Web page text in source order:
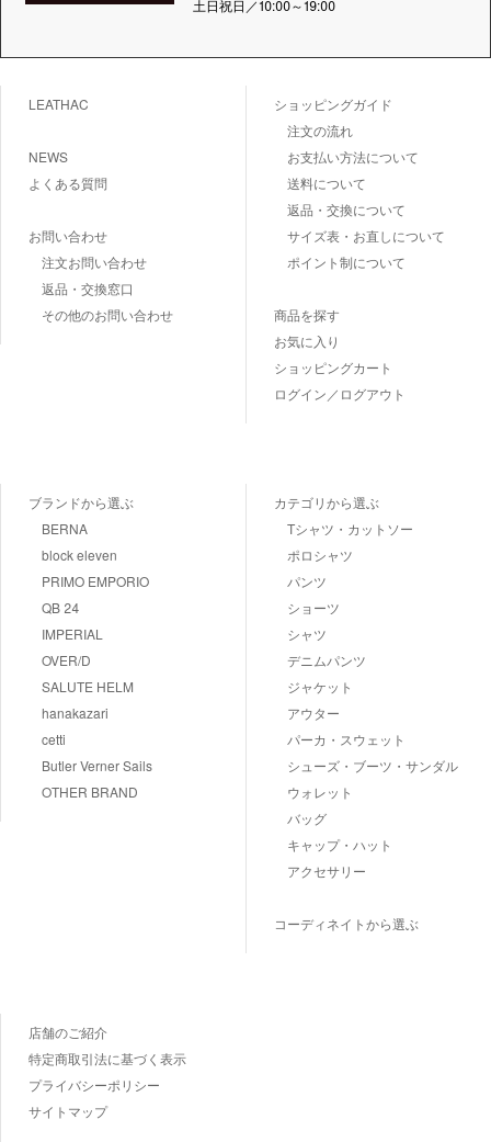
土日祝日／10:00～19:00
LEATHAC
NEWS
よくある質問
お問い合わせ
注文お問い合わせ
返品・交換窓口
その他のお問い合わせ
ショッピングガイド
注文の流れ
お支払い方法について
送料について
返品・交換について
サイズ表・お直しについて
ポイント制について
商品を探す
お気に入り
ショッピングカート
ログイン／ログアウト
ブランドから選ぶ
BERNA
block eleven
PRIMO EMPORIO
QB 24
IMPERIAL
OVER/D
SALUTE HELM
hanakazari
cetti
Butler Verner Sails
OTHER BRAND
カテゴリから選ぶ
Tシャツ・カットソー
ポロシャツ
パンツ
ショーツ
シャツ
デニムパンツ
ジャケット
アウター
パーカ・スウェット
シューズ・ブーツ・サンダル
ウォレット
バッグ
キャップ・ハット
アクセサリー
コーディネイトから選ぶ
店舗のご紹介
特定商取引法に基づく表示
プライバシーポリシー
サイトマップ